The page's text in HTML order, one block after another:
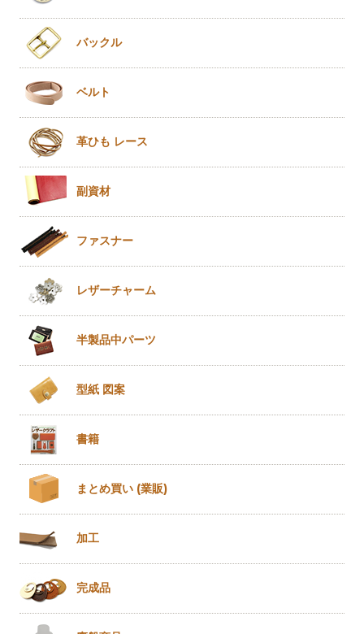
バックル
ベルト
革ひも レース
副資材
ファスナー
レザーチャーム
半製品中パーツ
型紙 図案
書籍
まとめ買い (業販)
加工
完成品